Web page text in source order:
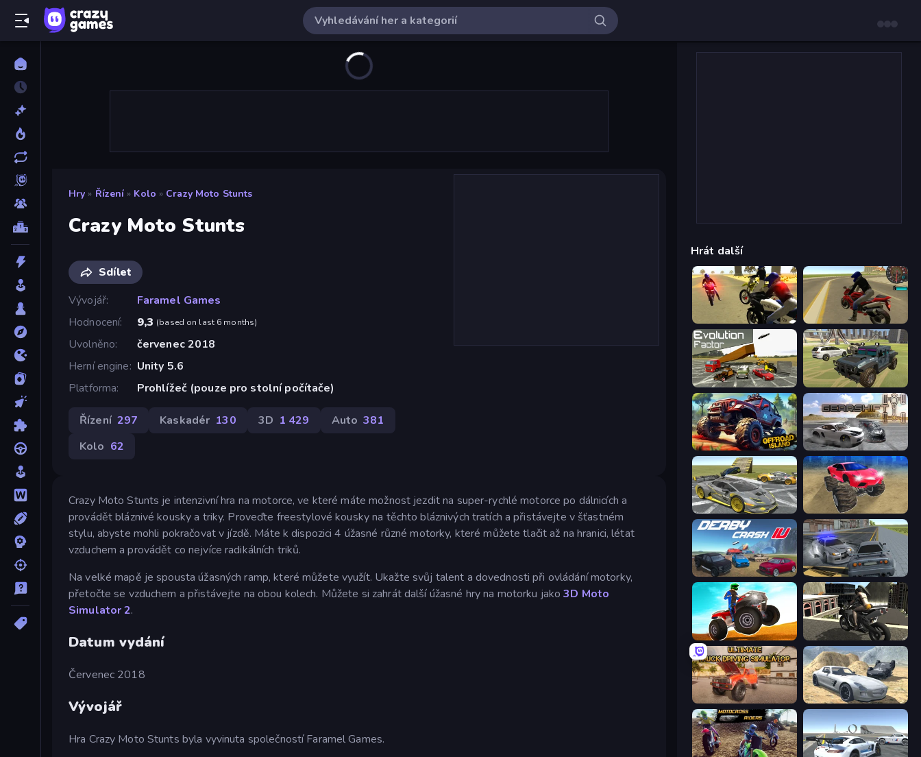
Hry » Řízení » Kolo » Crazy Moto Stunts
Crazy Moto Stunts
Sdílet
Vývojář
Faramel Games
Hodnocení
9,3 (based on last 6 months)
Uvolněno
červenec 2018
Herní engine
Unity 5.6
Platforma
Prohlížeč (pouze pro stolní počítače)
Řízení 297 Kaskadér 130 3D 1 429 Auto 381
Kolo 62
Crazy Moto Stunts je intenzivní hra na motorce, ve které máte možnost jezdit na super-rychlé motorce po dálnicích a
provádět bláznivé kousky a triky. Proveďte freestylové kousky na těchto bláznivých tratích a přistávejte v šťastném
stylu, abyste mohli pokračovat v jízdě. Máte k dispozici 4 úžasné různé motorky, které můžete tlačit až na hranici, létat
vzduchem a provádět co nejvíce radikálních triků.
Na velké mapě je spousta úžasných ramp, které můžete využít. Ukažte svůj talent a dovednosti při ovládání motorky,
přetočte se vzduchem a přistávejte na obou kolech. Můžete si zahrát další úžasné hry na motorku jako3D Moto
Simulator 2.
Datum vydání
Červenec 2018
Vývojář
Hra Crazy Moto Stunts byla vyvinuta společností Faramel Games.
Hrát další
3D Moto Simulator 2 Moto Rider 3D
Evolution Factor 4x4 Offroader
Offroad Island Gearshift One
Wrong Way
Derby Crash 4 RCC City Racing
ATV Ultimate Offroad Stunt Mania 3D
Ultimate Truck Driving Simulator 2020 Derby Crash 2